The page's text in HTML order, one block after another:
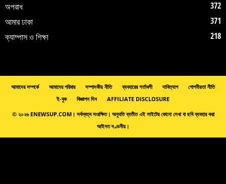
অপরাধ
372
আমার ঢাকা
371
ক্যাম্পাস ও শিক্ষা
218
আমাদের সম্পর্কে আমাদের পরিবার সম্পাদকীয় নীতি ব্যবহারের শর্তাবলী দাবিত্যাগ
গোপনীয়তা নীতি
ই-বুক
বিজ্ঞাপন দিন
AFFILIATE DISCLOSURE
© ২০২৬ ENEWSUP.COM। সর্বস্বত্ব সংরক্ষিত। অনুমতি ব্যতীত এই সাইটের কোনো লেখা বা ছবি ব্যবহার করা
আইনত দণ্ডনীয়।